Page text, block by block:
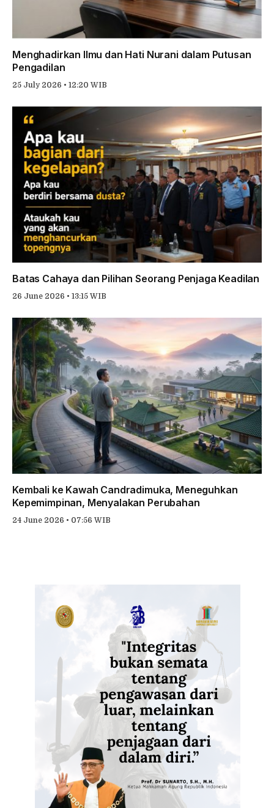
Menghadirkan Ilmu dan Hati Nurani dalam Putusan
Pengadilan
25 July 2026 • 12:20 WIB
Batas Cahaya dan Pilihan Seorang Penjaga Keadilan
26 June 2026 • 13:15 WIB
Kembali ke Kawah Candradimuka, Meneguhkan
Kepemimpinan, Menyalakan Perubahan
24 June 2026 • 07:56 WIB